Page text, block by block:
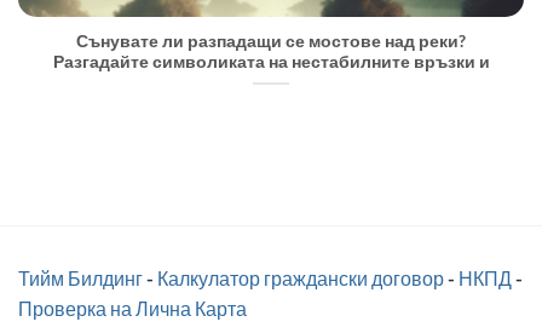
Сънувате ли разпадащи се мостове над реки?
Разгадайте символиката на нестабилните връзки и
Тийм Билдинг- Калкулатор граждански договор- НКПД-
Проверка на Лична Карта